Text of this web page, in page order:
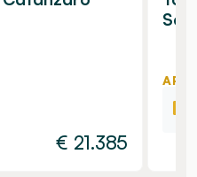
€ 21.385